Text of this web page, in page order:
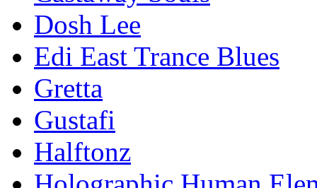
Dosh Lee
Edi East Trance Blues
Gretta
Gustafi
Halftonz